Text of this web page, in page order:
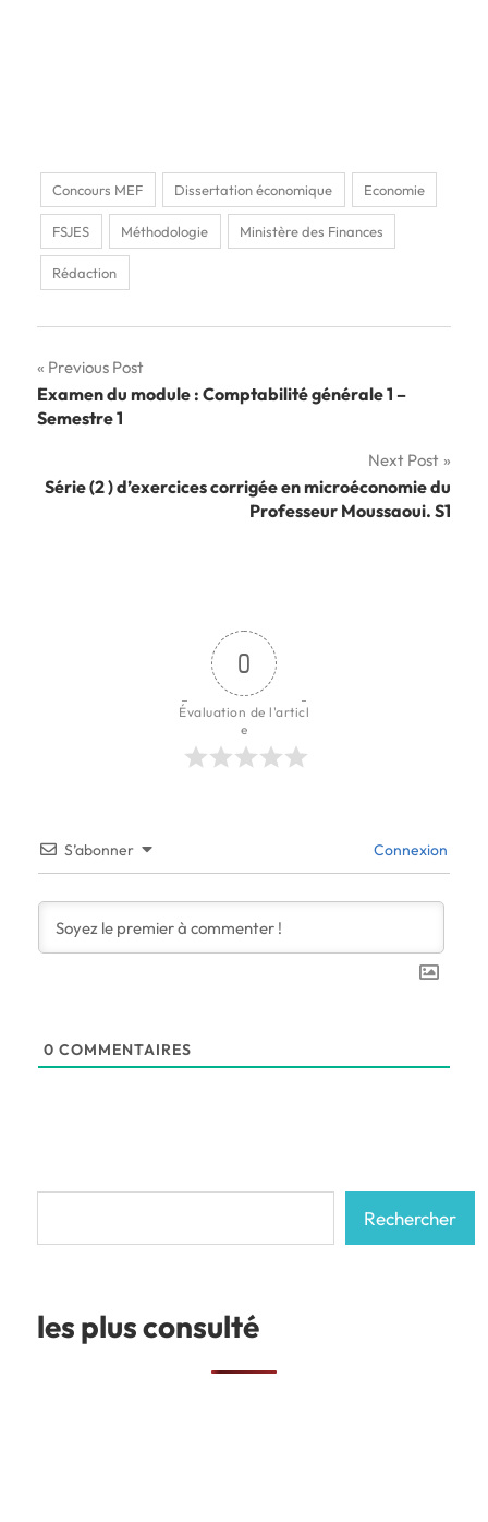
Concours MEF Dissertation économique Economie
FSJES Méthodologie Ministère des Finances
Rédaction
Navigation
de
Previous Post
Examen du module : Comptabilité générale 1 –
Semestre 1
Next Post
Série (2 ) d’exercices corrigée en microéconomie du
Professeur Moussaoui. S1
0
Évaluation de l'articl
e
S’abonner Connexion
0 COMMENTAIRES
Rechercher
les plus consulté